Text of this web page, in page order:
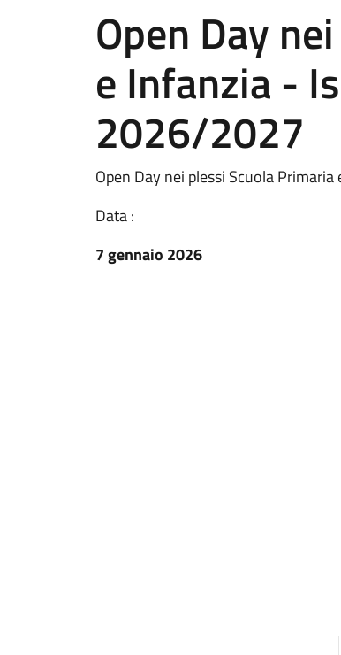
Open Day
e Infanzia -
2026/2027
Open Day nei plessi Scuola
Data :
7 gennaio 2026